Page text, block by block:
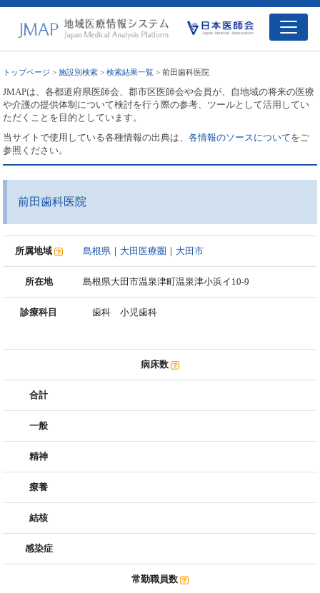
トップページ >施設別検索 >検索結果一覧 > 前田歯科医院
JMAPは、各都道府県医師会、郡市区医師会や会員が、自地域の将来の医療
や介護の提供体制について検討を行う際の参考、ツールとして活用してい
ただくことを目的としています。
当サイトで使用している各種情報の出典は、各情報のソースについてをご
参照ください。
前田歯科医院
所属地域 島根県 ｜ 大田医療圏 ｜ 大田市
所在地 島根県大田市温泉津町温泉津小浜イ10-9
診療科目 歯科 小児歯科
病床数
合計
一般
精神
療養
結核
感染症
常勤職員数